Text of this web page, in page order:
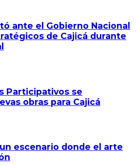
ante el Gobierno Nacional
de Cajicá durante
Participativos se
obras para Cajicá
escenario donde el arte